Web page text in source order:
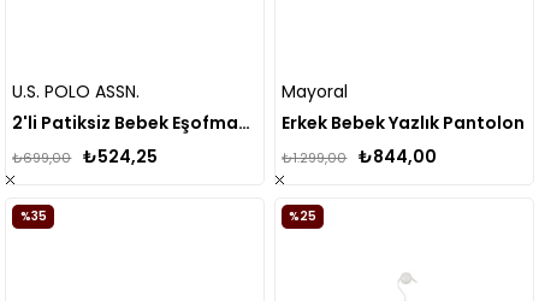
U.S. POLO ASSN.
2'li Patiksiz Bebek Eşofman Altı
₺524,25
₺699,00
Mayoral
Erkek Bebek Yazlık Pantolon
₺844,00
₺1.299,00
%35 %25